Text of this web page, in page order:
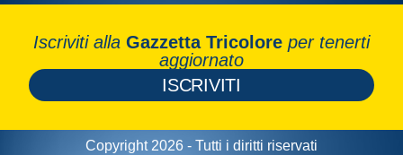
Iscriviti alla Gazzetta Tricolore per tenerti
aggiornato
ISCRIVITI
Copyright 2026 - Tutti i diritti riservati